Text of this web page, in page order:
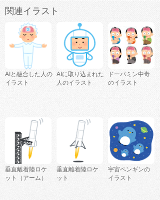
関連イラスト
AIと融合した人の
イラスト
AIに取り込まれた
人のイラスト
ドーパミン中毒
のイラスト
垂直離着陸ロケ
ット（アーム）
垂直離着陸ロケ
ット
宇宙ペンギンの
イラスト